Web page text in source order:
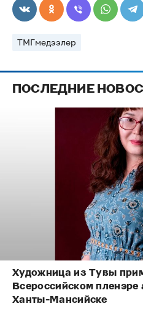
ТМГмедээлер
ПОСЛЕДНИЕ
Художница из Тувы
Всероссийском пленэре
Ханты-Мансийске